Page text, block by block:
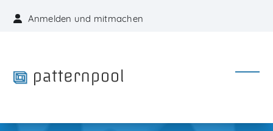
Anmelden und mitmachen
menu
menu